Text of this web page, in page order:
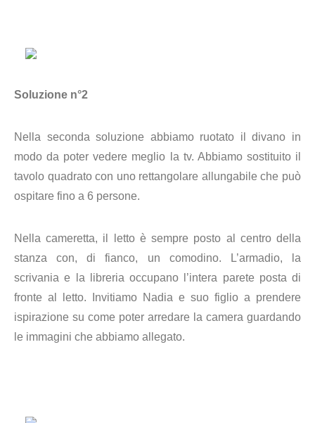
Soluzione n°2
Nella seconda soluzione abbiamo ruotato il divano in
modo da poter vedere meglio la tv. Abbiamo sostituito il
tavolo quadrato con uno rettangolare allungabile che può
ospitare fino a 6 persone.
Nella cameretta, il letto è sempre posto al centro della
stanza con, di fianco, un comodino. L’armadio, la
scrivania e la libreria occupano l’intera parete posta di
fronte al letto. Invitiamo Nadia e suo figlio a prendere
ispirazione su come poter arredare la camera guardando
le immagini che abbiamo allegato.